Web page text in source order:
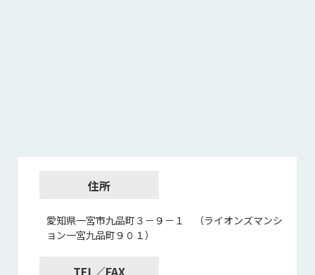
住所
愛知県一宮市九品町３－９－１ （ライオンズマンシ
ョン一宮九品町９０１）
TEL／FAX